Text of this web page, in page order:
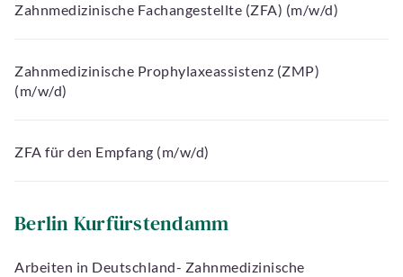
Zahnmedizinische Fachangestellte (ZFA) (m/w/d)
Zahnmedizinische Prophylaxeassistenz (ZMP)
(m/w/d)
ZFA für den Empfang (m/w/d)
Berlin Kurfürstendamm
Arbeiten in Deutschland- Zahnmedizinische